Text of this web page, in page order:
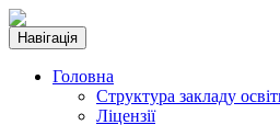
Навігація
Головна
Структура закладу
Ліцензії